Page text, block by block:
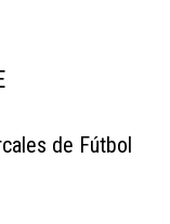
de Fútbol